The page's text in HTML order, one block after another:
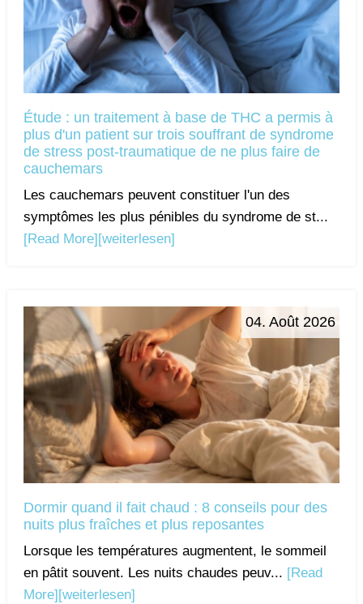
Étude : un traitement à base de THC a permis à
plus d'un patient sur trois souffrant de syndrome
de stress post-traumatique de ne plus faire de
cauchemars
Les cauchemars peuvent constituer l'un des
symptômes les plus pénibles du syndrome de st...
[Read More] [weiterlesen]
04. Août 2026
Dormir quand il fait chaud : 8 conseils pour des
nuits plus fraîches et plus reposantes
Lorsque les températures augmentent, le sommeil
en pâtit souvent. Les nuits chaudes peuv... [Read
More] [weiterlesen]